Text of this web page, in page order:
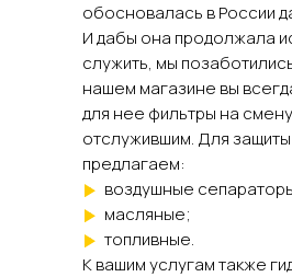
обосновалась в России
И дабы она продолжала
служить, мы
нашем магазине вы
для нее фильтры на
отслужившим. Для
предлагаем:
воздушные
масляные;
топливные.
К вашим услугам также